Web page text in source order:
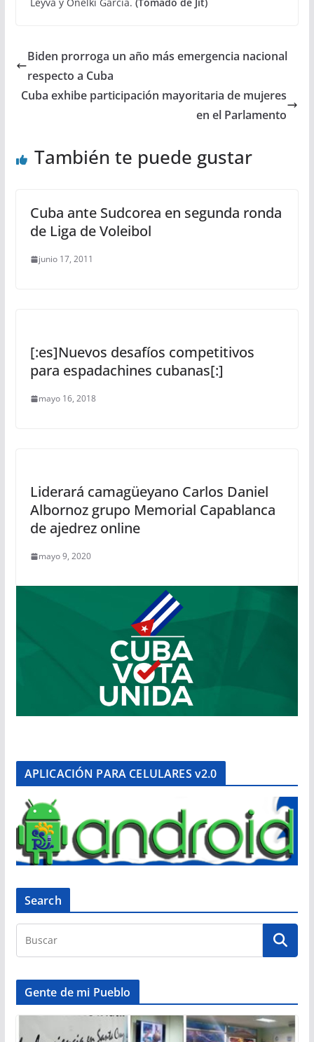
Biden prorroga un año más emergencia nacional
respecto a Cuba
Cuba exhibe participación mayoritaria de mujeres
en el Parlamento
También te puede gustar
Cuba ante Sudcorea en segunda ronda
de Liga de Voleibol
junio 17, 2011
[:es]Nuevos desafíos competitivos
para espadachines cubanas[:]
mayo 16, 2018
Liderará camagüeyano Carlos Daniel
Albornoz grupo Memorial Capablanca
de ajedrez online
mayo 9, 2020
APLICACIÓN PARA CELULARES v2.0
Search
Gente de mi Pueblo